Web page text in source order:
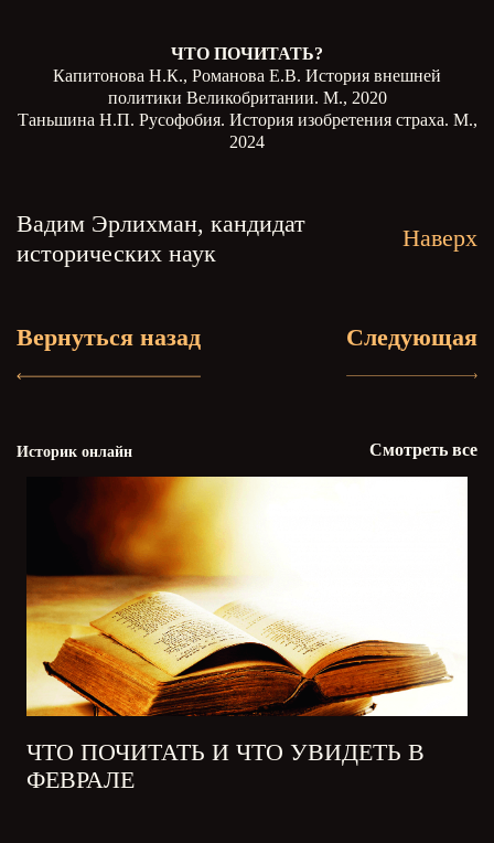
ЧТО ПОЧИТАТЬ?
Капитонова Н.К., Романова Е.В. История внешней
политики Великобритании. М., 2020
Таньшина Н.П. Русофобия. История изобретения страха. М.,
2024
Вадим Эрлихман, кандидат
исторических наук
Наверх
Вернуться назад Следующая
Историк онлайн Смотреть все
ЧТО ПОЧИТАТЬ И ЧТО УВИДЕТЬ В
ФЕВРАЛЕ